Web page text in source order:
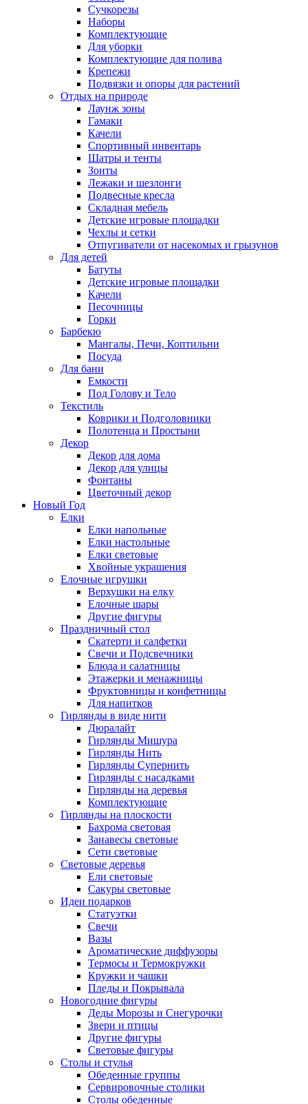
Сучкорезы
Наборы
Комплектующие
Для уборки
Комплектующие для полива
Крепежи
Подвязки и опоры для растений
Отдых на природе
Лаунж зоны
Гамаки
Качели
Спортивный инвентарь
Шатры и тенты
Зонты
Лежаки и шезлонги
Подвесные кресла
Складная мебель
Детские игровые площадки
Чехлы и сетки
Отпугиватели от насекомых и грызунов
Для детей
Батуты
Детские игровые площадки
Качели
Песочницы
Горки
Барбекю
Мангалы, Печи, Коптильни
Посуда
Для бани
Емкости
Под Голову и Тело
Текстиль
Коврики и Подголовники
Полотенца и Простыни
Декор
Декор для дома
Декор для улицы
Фонтаны
Цветочный декор
Новый Год
Елки
Елки напольные
Елки настольные
Елки световые
Хвойные украшения
Елочные игрушки
Верхушки на елку
Елочные шары
Другие фигуры
Праздничный стол
Скатерти и салфетки
Свечи и Подсвечники
Блюда и салатницы
Этажерки и менажницы
Фруктовницы и конфетницы
Для напитков
Гирлянды в виде нити
Дюралайт
Гирлянды Мишура
Гирлянды Нить
Гирлянды Супернить
Гирлянды с насадками
Гирлянды на деревья
Комплектующие
Гирлянды на плоскости
Бахрома световая
Занавесы световые
Сети световые
Световые деревья
Ели световые
Сакуры световые
Идеи подарков
Статуэтки
Свечи
Вазы
Ароматические диффузоры
Термосы и Термокружки
Кружки и чашки
Пледы и Покрывала
Новогодние фигуры
Деды Морозы и Снегурочки
Звери и птицы
Другие фигуры
Световые фигуры
Столы и стулья
Обеденные группы
Сервировочные столики
Столы обеденные